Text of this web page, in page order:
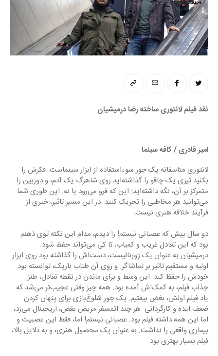
نقد فیلم لانتوری ساخته رضا درمیشیان
امیر قادری / کافه سینما
لانتوری متاسفانه یک جور سوءاستفاده از ابزار سینماست. فکرش را
بکنید تیزی یک چاقو را گذاشته‌اید روی شاهرگ یک آدم، و دوربین را
متمرکز بر آن، نگه داشته‌اید: این که فرو می‌رود یا نه. این طوری شما
می‌توانید هر مخاطبی را تحریک کنید. در این مسیر تاثیر، خبری از
فرآیند خلاقه هنری نیست.
دو سال پیش که عصبانی نیستم! را دیدم، مدام این نکته توی ذهنم
بود که این تعادل غریب و کمیاب، تا کی می‌تواند حفظ شود.
درمیشیان به عنوان یک ژورنالیست، دست‌اش را گذاشته بود روی ابزار
اولیه و مستقیم تاثیر بر تماشاگر. و روی آن طناب باریک، توانسته بود
خودش را حفظ کند. این وسط و برای ماندن در نقطه تعادل، طنز
جذاب فیلم، به کمک‌اش آمده بود. همه چیز وقتی عجیب‌تر می‌شد که
یاد فیلم اولش، بغض بیفتیم. یک جور شلوغ‌بازی برای پنهان کردن
ضعف ایده و کارگردانی. هر چند اتمسفر مریض بغض، اریجینال می‌زد،
اما این همه داشته فیلم بود. عصبانی نیستم! اما، فقط این عصبیت و
بیماری واقعی را نداشت. به عنوان یک محصول هنری، و به دلایل بالا،
فیلم بسیار بهتری بود.